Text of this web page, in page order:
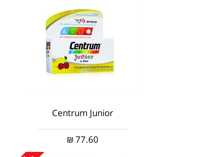
Centrum Junior
77.60
₪